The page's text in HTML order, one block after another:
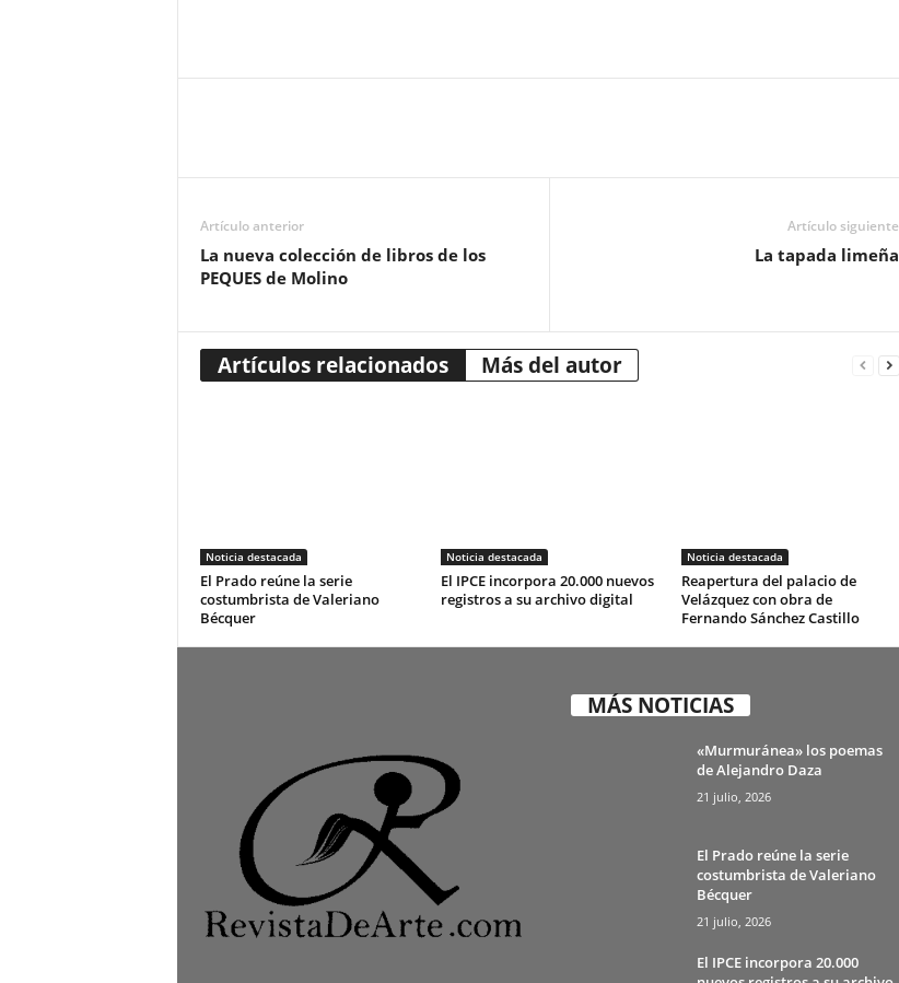
Artículo anterior
La nueva colección de libros de los
PEQUES de Molino
Artículo siguiente
La tapada limeña
Artículos relacionados Más del autor
Noticia destacada
El Prado reúne la serie
costumbrista de Valeriano
Bécquer
Noticia destacada
El IPCE incorpora 20.000 nuevos
registros a su archivo digital
Noticia destacada
Reapertura del palacio de
Velázquez con obra de
Fernando Sánchez Castillo
MÁS NOTICIAS
«Murmuránea» los poemas
de Alejandro Daza
21 julio, 2026
El Prado reúne la serie
costumbrista de Valeriano
Bécquer
21 julio, 2026
El IPCE incorpora 20.000